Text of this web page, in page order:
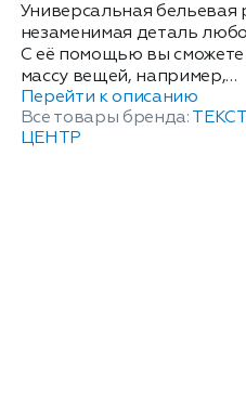
Универсальная бельевая
незаменимая деталь
С её помощью вы сможете
массу вещей, например,
наматрасник, детские
ажурные рукава и сборки
праздничных нарядов и
Перейти к описанию
Все товары бренда:
ЦЕНТР